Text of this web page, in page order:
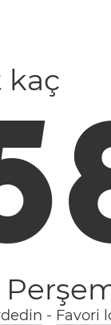
kaç
- Favori